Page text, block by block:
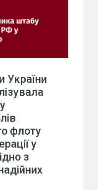
України
флоту
у
з